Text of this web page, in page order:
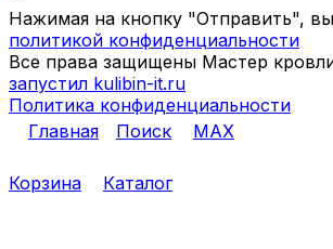
Нажимая на кнопку "Отправить",
политикой конфиденциальности
Все права защищены Мастер
запустил kulibin-it.ru
Политика конфиденциальности
Главная
Поиск MAX
Корзина Каталог